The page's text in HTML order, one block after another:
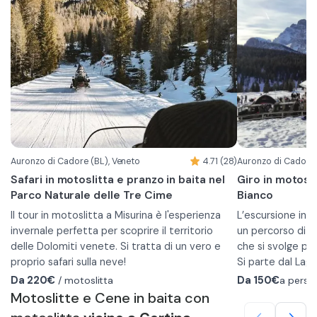
Il menù consiste in:
•Antipasto: tagliere di affettati di nostra
produzione con sottaceti in agrodolce.
•Piatto unico: piatto del ghiotto con
cannellone dorato (lasagna impanata con un
un ripieno di formaggi del posto) polenta di
patate polenta di storo funghi e a scelta
bocconcini di capriolo, gulash oppure lucanica
ai ferri.
•
Dolce: panna cotta ai frutti di bosco o
•Bere: 1/4 Vino rosso merlot trentino e 1/2
acqua
innevate. La
composto da
Sono compresi
Tra i piatti
polenta con i
con prodotti
Per i bambini
compreso un
Per i ragazzi
•Penne al
•
Cotoletta
Al termine
in paese al
Auronzo di Cadore (BL), Veneto 4.71 (28)
Safari in motoslitta e pranzo in baita nel
Parco Naturale delle Tre Cime
Il tour in motoslitta a Misurina è l'esperienza
invernale perfetta per scoprire il territorio
delle Dolomiti venete. Si tratta di un vero e
proprio safari sulla neve!
L'esperienza prevede un percorso di 20 km con
partenza dal dal lago Antorno fino alle Tre cime
Da 220€/ motoslitta
Auronzo di Cadore
Giro in
Bianco
L’escursione in
un percorso di
che si svolge
Si parte dal
circa 20 km tra
Tre Cime di
Da 150€a
Motoslitte e Cene in baita con